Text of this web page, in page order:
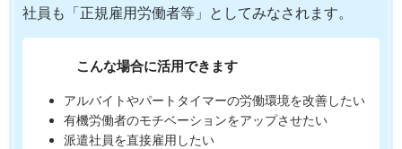
社員も「正規雇用労働者等」としてみなされます。
こんな場合に活用できます
アルバイトやパートタイマーの労働環境を改善したい
有機労働者のモチベーションをアップさせたい
派遣社員を直接雇用したい